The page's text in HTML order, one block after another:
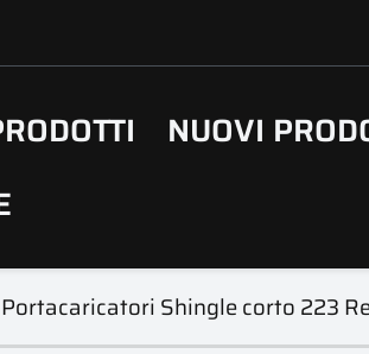
NUOVI
Portacaricatori Shingle corto 223